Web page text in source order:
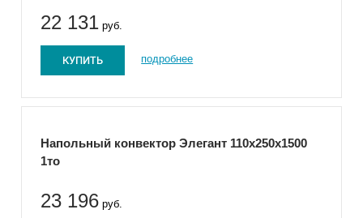
22 131 руб.
КУПИТЬ подробнее
Напольный конвектор Элегант 110x250x1500
1то
23 196 руб.